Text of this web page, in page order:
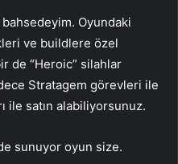
Oyundaki
ve buildlere özel
de “Heroic” silahlar
Stratagem görevleri ile
ile satın alabiliyorsunuz.
sunuyor oyun size.